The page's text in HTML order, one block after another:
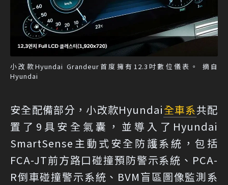
小改款Hyundai Grandeur首度擁有12.3吋數位儀表。 摘自
Hyundai
安全配備部分，小改款Hyundai全車系共配
置了9具安全氣囊，並導入了Hyundai
SmartSense主動式安全防護系統，包括
FCA-JT前方路口碰撞預防警示系統、PCA-
R倒車碰撞警示系統、BVM盲區圖像監測系